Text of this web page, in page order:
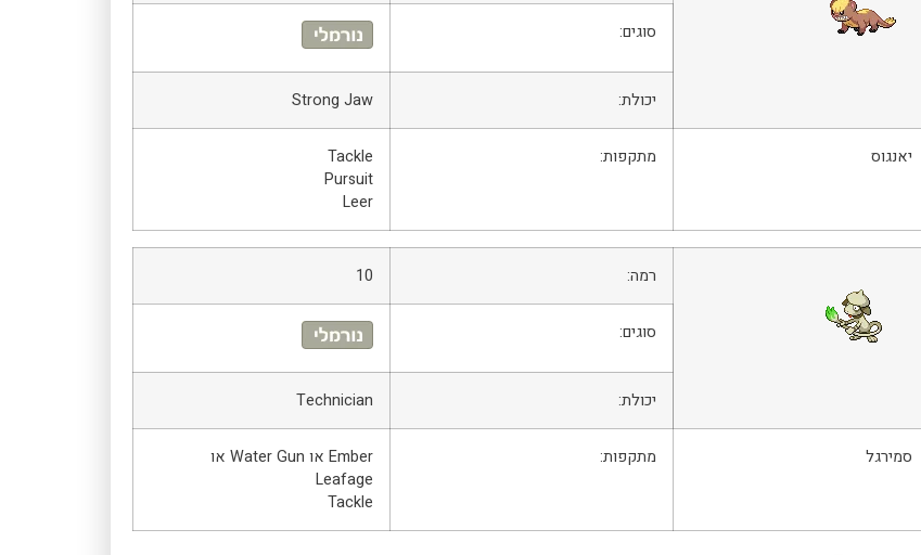
סוגים:
יכולת: Strong Jaw
יאנגוס מתקפות:
Tackle
Pursuit
Leer
רמה: 10
סוגים:
יכולת: Technician
סמירגל מתקפות:
Ember או Water Gun או
Leafage
Tackle